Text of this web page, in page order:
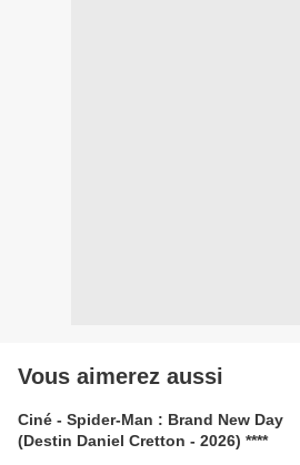
Vous aimerez aussi
Ciné - Spider-Man : Brand New Day
(Destin Daniel Cretton - 2026) ****